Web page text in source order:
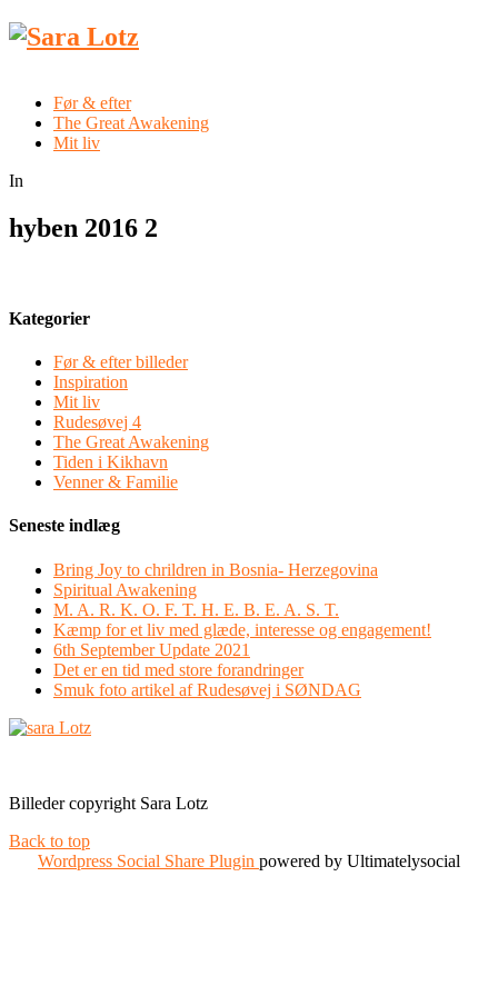
Før & efter
The Great Awakening
Mit liv
In
hyben 2016 2
Kategorier
Før & efter billeder
Inspiration
Mit liv
Rudesøvej 4
The Great Awakening
Tiden i Kikhavn
Venner & Familie
Seneste indlæg
Bring Joy to chrildren in Bosnia- Herzegovina
Spiritual Awakening
M. A. R. K. O. F. T. H. E. B. E. A. S. T.
Kæmp for et liv med glæde, interesse og engagement!
6th September Update 2021
Det er en tid med store forandringer
Smuk foto artikel af Rudesøvej i SØNDAG
Billeder copyright Sara Lotz
Back to top
Wordpress Social Share Plugin powered by Ultimatelysocial